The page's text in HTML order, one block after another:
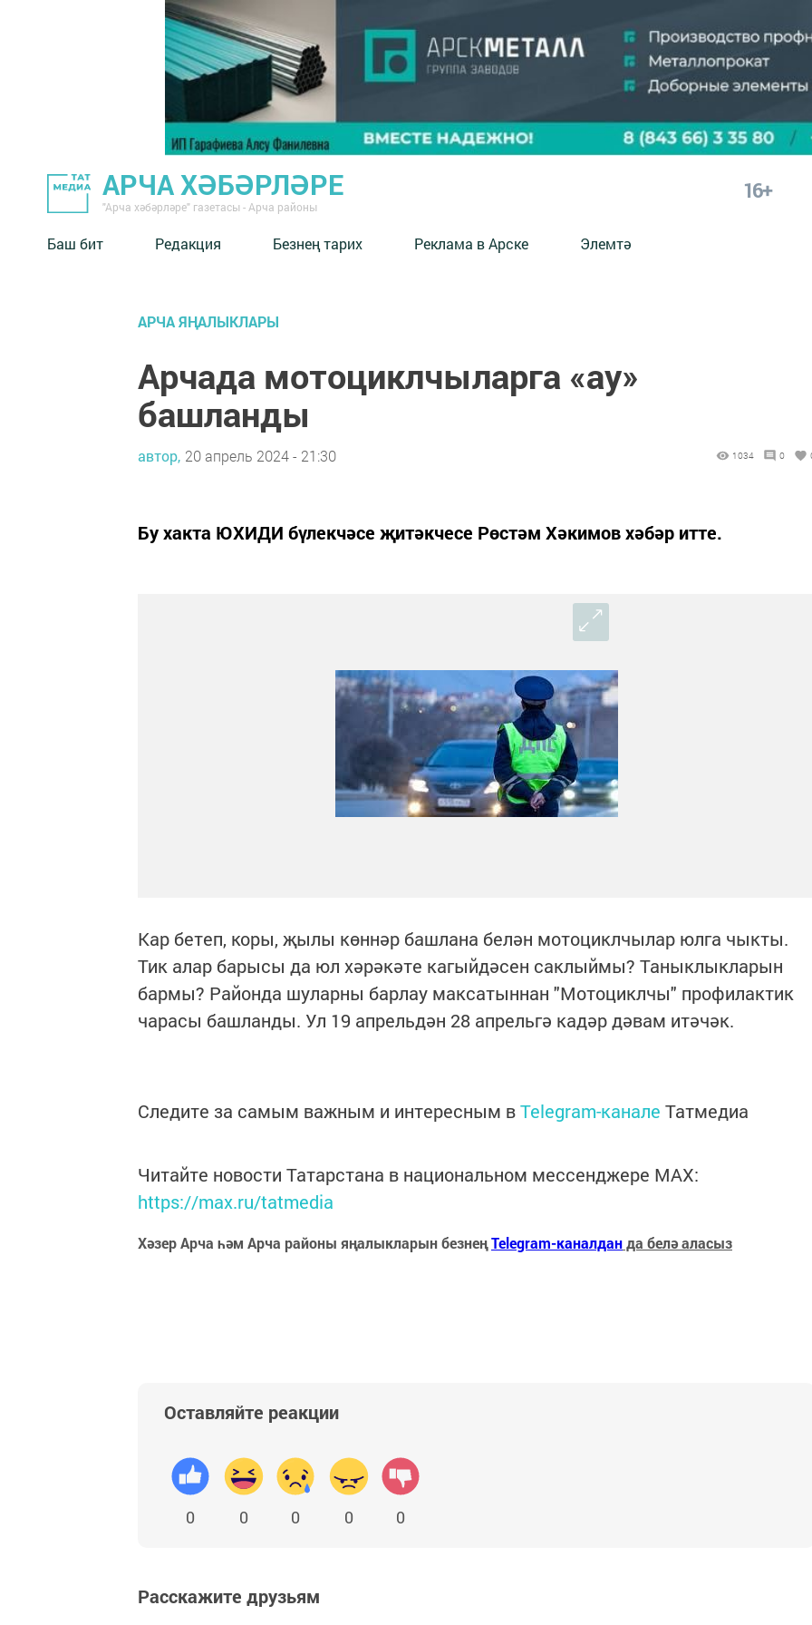
АРЧА ХӘБӘРЛӘРЕ
"Арча хәбәрләре" газетасы - Арча районы
16+
Баш бит Редакция Безнең тарих Реклама в Арске Элемтә
АРЧА ЯҢАЛЫКЛАРЫ
Арчада мотоциклчыларга «ау»
башланды
автор, 20 апрель 2024 - 21:30 1034 0
Бу хакта ЮХИДИ бүлекчәсе җитәкчесе Рөстәм Хәкимов хәбәр итте.
Кар бетеп, коры, җылы көннәр башлана белән мотоциклчылар юлга чыкты.
Тик алар барысы да юл хәрәкәте кагыйдәсен саклыймы? Таныклыкларын
бармы? Районда шуларны барлау максатыннан "Мотоциклчы" профилактик
чарасы башланды. Ул 19 апрельдән 28 апрельгә кадәр дәвам итәчәк.
Следите за самым важным и интересным вTelegram-канале Татмедиа
Читайте новости Татарстана в национальном мессенджере MАХ:
https://max.ru/tatmedia
Хәзер Арча һәм Арча районы яңалыкларын безнеңTelegram-каналданда белә аласыз
Оставляйте реакции
0 0 0 0 0
Расскажите друзьям